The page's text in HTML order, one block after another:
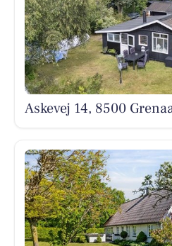
Askevej 14, 8500